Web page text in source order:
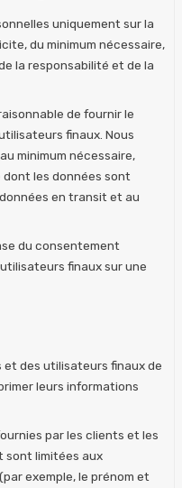
uniquement sur la
du minimum nécessaire,
la responsabilité et de la
de fournir le
finaux. Nous
minimum nécessaire,
les données sont
en transit et au
du consentement
finaux sur une
des utilisateurs finaux de
leurs informations
par les clients et les
sont limitées aux
exemple, le prénom et